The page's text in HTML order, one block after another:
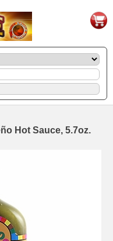
Hot Sauce, 5.7oz.